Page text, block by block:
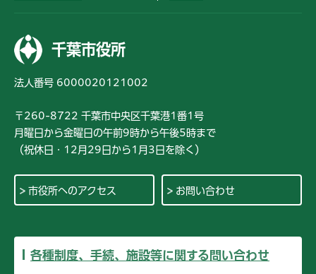
千葉市役所
法人番号 6000020121002
〒260-8722 千葉市中央区千葉港1番1号
月曜日から金曜日の午前9時から午後5時まで
（祝休日・12月29日から1月3日を除く）
市役所へのアクセス お問い合わせ
各種制度、手続、施設等に関する問い合わせ